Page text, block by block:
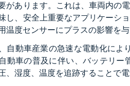
があります。これは、車両内の
し、安全上重要なアプリケーシ
温度センサーにプラスの影響を
自動車産業の急速な電動化によ
動車の普及に伴い、バッテリ
、湿度、温度を追跡することで